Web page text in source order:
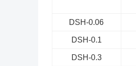
DSH-0.06
DSH-0.1
DSH-0.3